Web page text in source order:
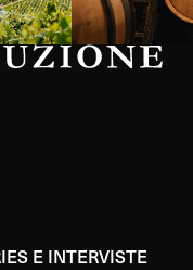
E INTERVISTE